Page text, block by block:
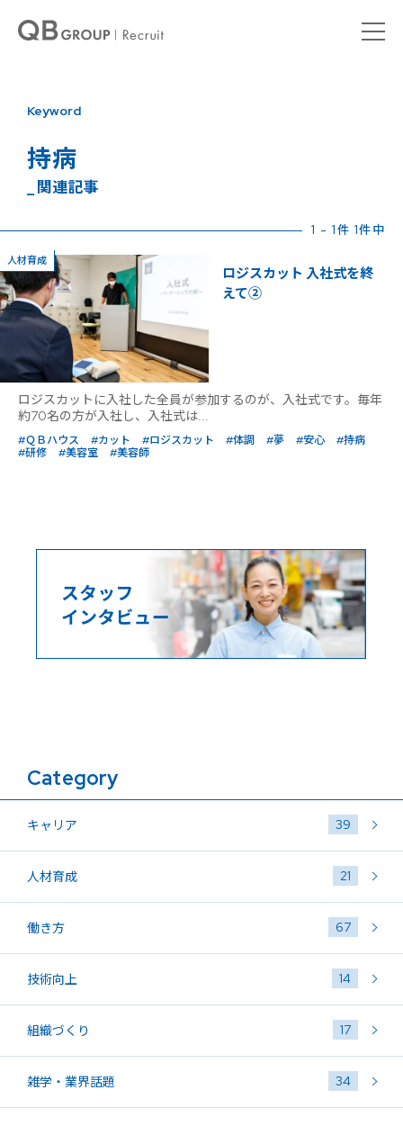
Keyword
持病
_ 関連記事
1 - 1件 1件中
人材育成
ロジスカット 入社式を終
えて②
ロジスカットに入社した全員が参加するのが、入社式です。毎年
約70名の方が入社し、入社式は...
#ＱＢハウス #カット #ロジスカット #体調 #夢 #安心
#持病
#研修
#美容室 #美容師
Category
キャリア 39
人材育成 21
働き方 67
技術向上 14
組織づくり 17
雑学・業界話題 34